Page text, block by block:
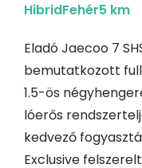
HibridFehér5 km
Eladó Jaecoo 7
bemutatkozott
1.5-ös
lóerős
kedvező
Exclusive